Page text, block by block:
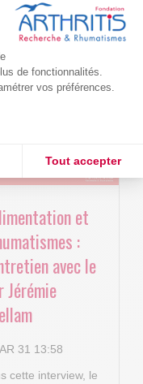
de fonctionnalités.
vos préférences.
Tout accepter
: Personnalisez vos
et de gérer vos
Arthritis4Cure -
Cure-RA
22 15:01
et
:
avec le
Jérémie
31 13:58
cette interview, le